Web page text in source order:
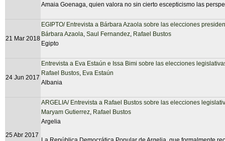
Amaia Goenaga, quien valora no sin cierto escepticismo las
21 Mar 2018
EGIPTO/ Entrevista a Bárbara Azaola sobre las elecciones
Bárbara Azaola Saul Fernandez Rafael Bustos
Egipto
24 Jun 2017
Entrevista a Eva Estaún e Issa Bimi sobre las elecciones
Rafael Bustos Eva Estaún
Albania
25 Abr 2017
ARGELIA/ Entrevista a Rafael Bustos sobre las elecciones
Maryam Gutierrez Rafael Bustos
Argelia